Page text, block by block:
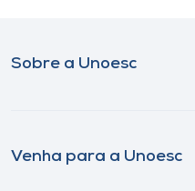
Sobre a Unoesc
Venha para a Unoesc